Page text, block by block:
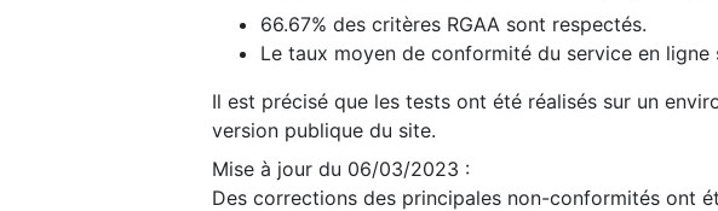
66.67% des critères RGAA sont respectés.
Le taux moyen de conformité du service en ligne
Il est précisé que les tests ont été réalisés sur un
version publique du site.
Mise à jour du 06/03/2023 :
Des corrections des principales non-conformités ont